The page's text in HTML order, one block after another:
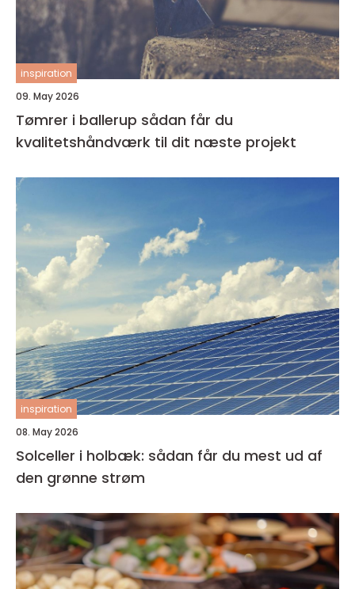
inspiration
09. May 2026
Tømrer i ballerup sådan får du
kvalitetshåndværk til dit næste projekt
inspiration
08. May 2026
Solceller i holbæk: sådan får du mest ud af
den grønne strøm